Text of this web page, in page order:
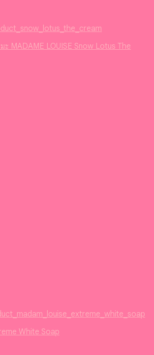
ะ MADAME LOUISE Snow Lotus The
White Soap